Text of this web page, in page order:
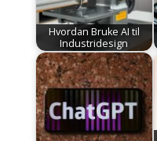
Hvordan Bruke AI til
Industridesign